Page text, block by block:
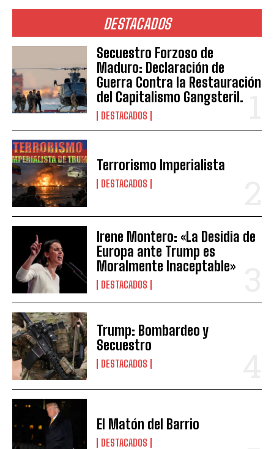
DESTACADOS
Secuestro Forzoso de
Maduro: Declaración de
Guerra Contra la Restauración
del Capitalismo Gangsteril.
DESTACADOS
Terrorismo Imperialista
DESTACADOS
Irene Montero: «La Desidia de
Europa ante Trump es
Moralmente Inaceptable»
DESTACADOS
Trump: Bombardeo y
Secuestro
DESTACADOS
El Matón del Barrio
DESTACADOS